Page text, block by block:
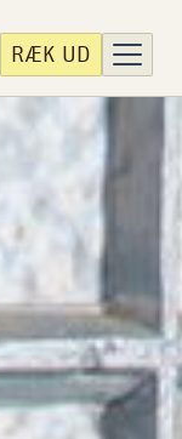
RÆK UD